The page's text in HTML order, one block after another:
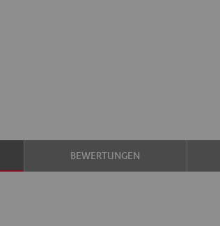
BEWERTUNGEN